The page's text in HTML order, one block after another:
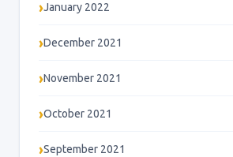
January 2022
December 2021
November 2021
October 2021
September 2021